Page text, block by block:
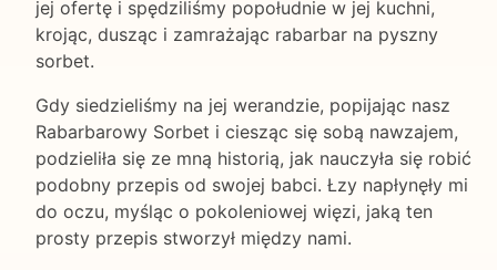
jej ofertę i spędziliśmy popołudnie w jej kuchni,
krojąc, dusząc i zamrażając rabarbar na pyszny
sorbet.
Gdy siedzieliśmy na jej werandzie, popijając nasz
Rabarbarowy Sorbet i ciesząc się sobą nawzajem,
podzieliła się ze mną historią, jak nauczyła się robić
podobny przepis od swojej babci. Łzy napłynęły mi
do oczu, myśląc o pokoleniowej więzi, jaką ten
prosty przepis stworzył między nami.